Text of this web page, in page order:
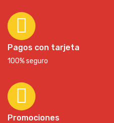
Pagos con tarjeta
100% seguro
Promociones